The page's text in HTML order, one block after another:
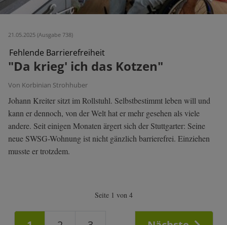
21.05.2025 (Ausgabe 738)
Fehlende Barrierefreiheit
"Da krieg' ich das Kotzen"
Von Korbinian Strohhuber
Johann Kreiter sitzt im Rollstuhl. Selbstbestimmt leben will und
kann er dennoch, von der Welt hat er mehr gesehen als viele
andere. Seit einigen Monaten ärgert sich der Stuttgarter: Seine
neue SWSG-Wohnung ist nicht gänzlich barrierefrei. Einziehen
musste er trotzdem.
Seite 1 von 4